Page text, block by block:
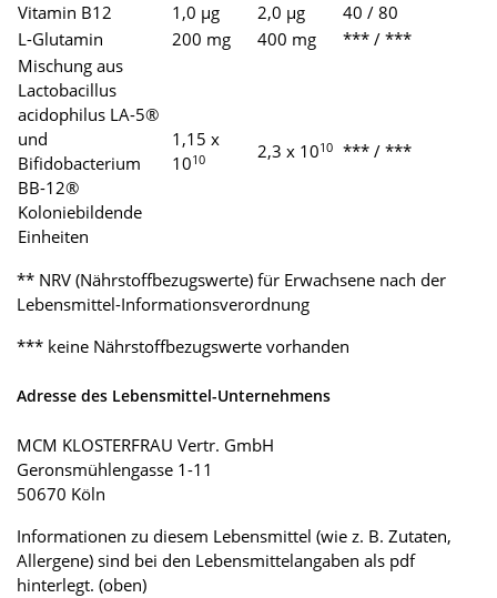
Vitamin B12
1,0 µg 2,0 µg
40 / 80
L-Glutamin
200 mg 400 mg
*** / ***
Mischung aus
Lactobacillus
acidophilus LA-5®
und
Bifidobacterium
BB-12®
Koloniebildende
Einheiten
1,15 x
1010 2,3 x 1010 *** / ***
** NRV (Nährstoffbezugswerte) für Erwachsene nach der
Lebensmittel-Informationsverordnung
*** keine Nährstoffbezugswerte vorhanden
Adresse des Lebensmittel-Unternehmens
MCM KLOSTERFRAU Vertr. GmbH
Geronsmühlengasse 1-11
50670 Köln
Informationen zu diesem Lebensmittel (wie z. B. Zutaten,
Allergene) sind bei den Lebensmittelangaben als pdf
hinterlegt. (oben)